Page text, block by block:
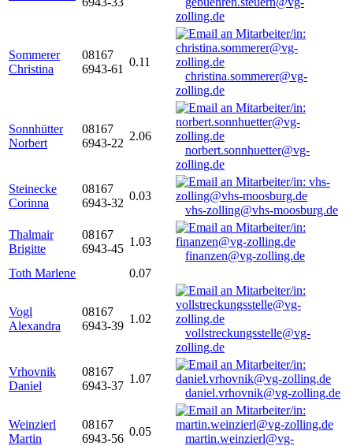
zolling.de
Sommerer
Christina
08167
6943-61
0.11
christina.sommerer@vg-
zolling.de
Sonnhütter
Norbert
08167
6943-22
2.06
norbert.sonnhuetter@vg-
zolling.de
Steinecke
Corinna
08167
6943-32
0.03
vhs-zolling@vhs-moosburg.de
Thalmair
Brigitte
08167
6943-45
1.03
finanzen@vg-zolling.de
Toth Marlene
0.07
Vogl
Alexandra
08167
6943-39
1.02
vollstreckungsstelle@vg-
zolling.de
Vrhovnik
Daniel
08167
6943-37
1.07
daniel.vrhovnik@vg-zolling.de
Weinzierl
Martin
08167
6943-56
0.05
martin.weinzierl@vg-